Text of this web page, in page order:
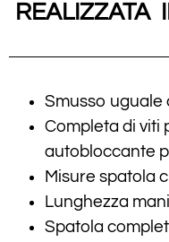
REALIZZATA
Smusso uguale
Completa di viti
autobloccante
Misure spatola
Lunghezza
Spatola